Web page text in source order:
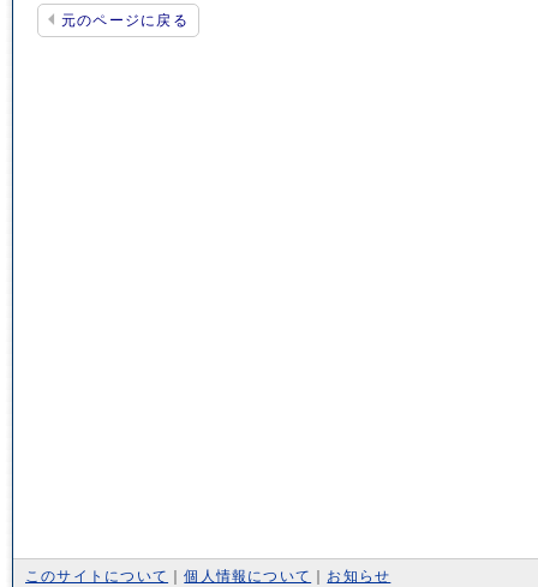
元のページに戻る
このサイトについて ｜個人情報について
お知らせ